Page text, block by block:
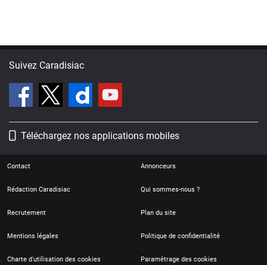
Suivez Caradisiac
Téléchargez nos applications mobiles
Contact Annonceurs
Rédaction Caradisiac Qui sommes-nous ?
Recrutement Plan du site
Mentions légales Politique de confidentialité
Charte d'utilisation des cookies Paramétrage des cookies